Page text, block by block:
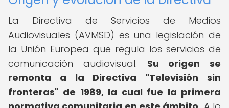
La Directiva de Servicios de Medios
Audiovisuales (AVMSD) es una legislación de
la Unión Europea que regula los servicios de
comunicación audiovisual. Su origen se
remonta a la Directiva "Televisión sin
fronteras" de 1989, la cual fue la primera